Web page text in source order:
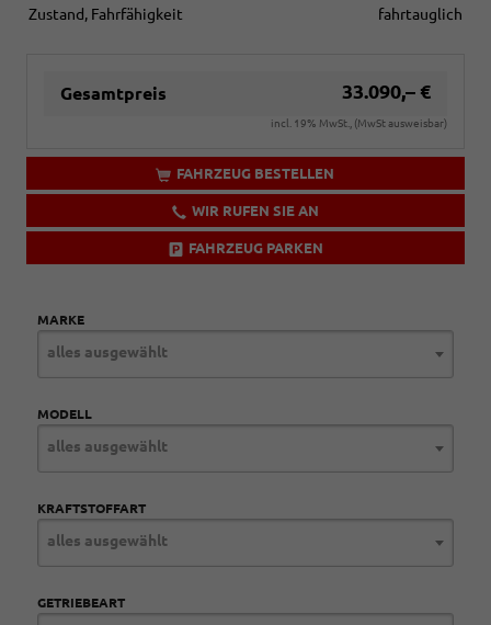
Zustand, Fahrfähigkeit
fahrtauglich
Gesamtpreis 33.090,– €
incl. 19% MwSt., (MwSt ausweisbar)
FAHRZEUG BESTELLEN
WIR RUFEN SIE AN
FAHRZEUG PARKEN
MARKE
alles ausgewählt
MODELL
alles ausgewählt
KRAFTSTOFFART
alles ausgewählt
GETRIEBEART